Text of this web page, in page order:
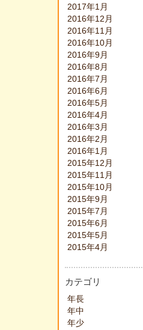
2017年1月
2016年12月
2016年11月
2016年10月
2016年9月
2016年8月
2016年7月
2016年6月
2016年5月
2016年4月
2016年3月
2016年2月
2016年1月
2015年12月
2015年11月
2015年10月
2015年9月
2015年7月
2015年6月
2015年5月
2015年4月
カテゴリ
年長
年中
年少